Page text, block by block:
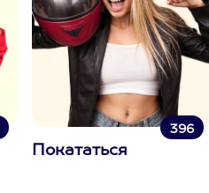
396
Покататься